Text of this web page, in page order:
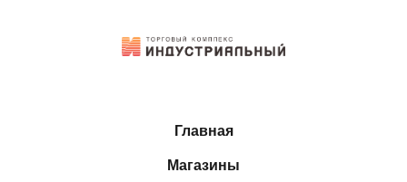
Главная
Магазины